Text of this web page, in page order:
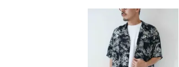
その他雑貨